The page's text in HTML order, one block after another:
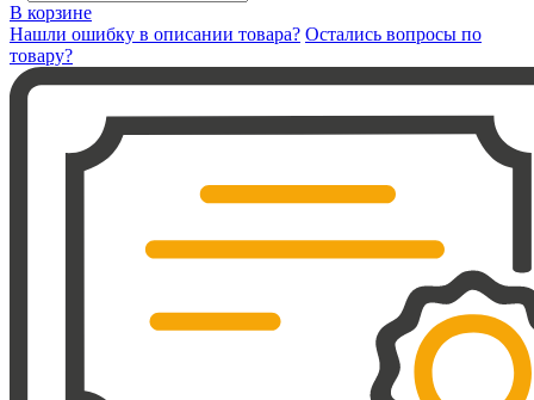
В корзине
Нашли ошибку в описании товара? Остались вопросы по
товару?